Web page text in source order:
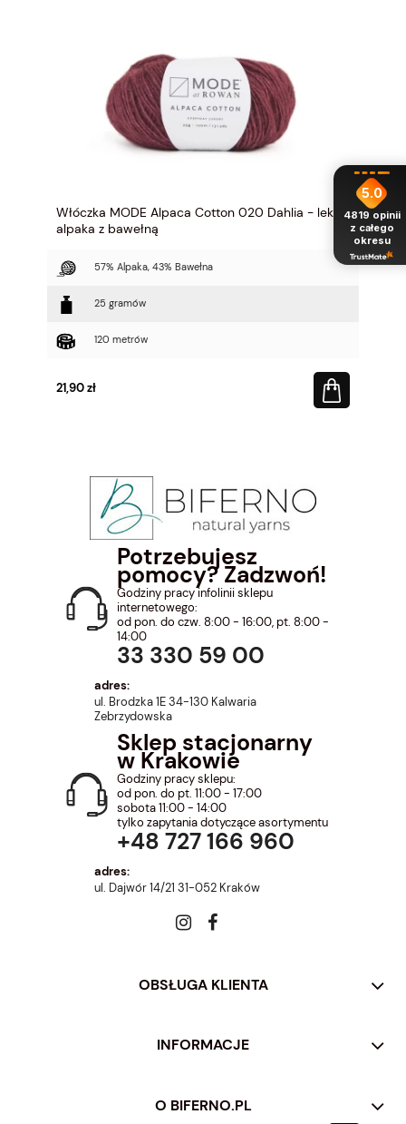
Włóczka MODE Alpaca Cotton 020 Dahlia - lekka
alpaka z bawełną
57% Alpaka, 43% Bawełna
25 gramów
120 metrów
21,90 zł
Potrzebujesz
pomocy? Zadzwoń!
Godziny pracy infolinii sklepu
internetowego:
od pon. do czw. 8:00 - 16:00, pt. 8:00 -
14:00
33 330 59 00
adres:
ul. Brodzka 1E 34-130 Kalwaria
Zebrzydowska
Sklep stacjonarny
w Krakowie
Godziny pracy sklepu:
od pon. do pt. 11:00 - 17:00
sobota 11:00 - 14:00
tylko zapytania dotyczące asortymentu
+48 727 166 960
adres:
ul. Dajwór 14/21 31-052 Kraków
OBSŁUGA KLIENTA
INFORMACJE
O BIFERNO.PL
5.0
4819 opinii
z całego
okresu